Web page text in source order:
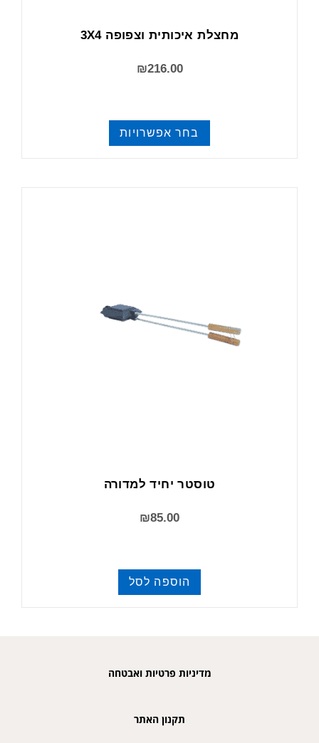
מחצלת איכותית וצפופה 3X4
₪216.00
בחר אפשרויות
טוסטר יחיד למדורה
₪85.00
הוספה לסל
מדיניות פרטיות ואבטחה
תקנון האתר